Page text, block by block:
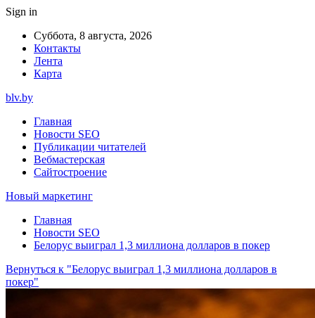
Sign in
Суббота, 8 августа, 2026
Контакты
Лента
Карта
blv.by
Главная
Новости SEO
Публикации читателей
Вебмастерская
Сайтостроение
Новый маркетинг
Главная
Новости SEO
Белорус выиграл 1,3 миллиона долларов в покер
Вернуться к "Белорус выиграл 1,3 миллиона долларов в
покер"